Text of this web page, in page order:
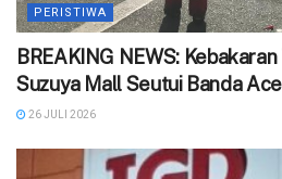
PERISTIWA
BREAKING NEWS:
Suzuya Mall Seutui Banda
26 JULI 2026